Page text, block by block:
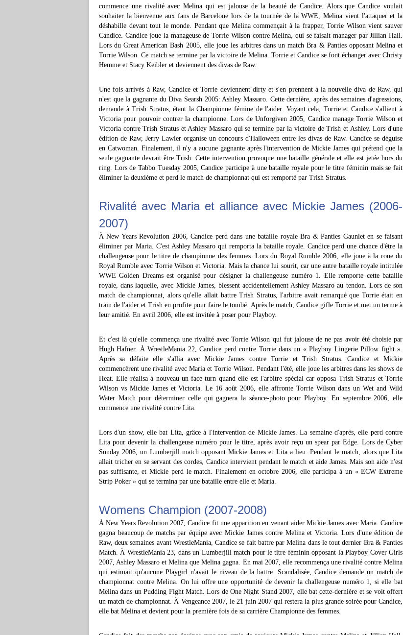
commence une rivalité avec Melina qui est jalouse de la beauté de Candice. Alors que Candice voulait
souhaiter la bienvenue aux fans de Barcelone lors de la tournée de la WWE, Melina vient l'attaquer et la
déshabille devant tout le monde. Pendant que Melina commençait à la frapper, Torrie Wilson vient sauver
Candice. Candice joue la manageuse de Torrie Wilson contre Melina, qui se faisait manager par Jillian Hall.
Lors du Great American Bash 2005, elle joue les arbitres dans un match Bra & Panties opposant Melina et
Torrie Wilson. Ce match se termine par la victoire de Melina. Torrie et Candice se font échanger avec Christy
Hemme et Stacy Keibler et deviennent des divas de Raw.
Une fois arrivés à Raw, Candice et Torrie deviennent dirty et s'en prennent à la nouvelle diva de Raw, qui
n'est que la gagnante du Diva Searsh 2005: Ashley Massaro. Cette dernière, après des semaines d'agressions,
demande à Trish Stratus, étant la Championne fémine de l'aider. Voyant cela, Torrie et Candice s'allient à
Victoria pour pouvoir contrer la championne. Lors de Unforgiven 2005, Candice manage Torrie Wilson et
Victoria contre Trish Stratus et Ashley Massaro qui se termine par la victoire de Trish et Ashley. Lors d'une
édition de Raw, Jerry Lawler organise un concours d'Halloween entre les divas de Raw. Candice se déguise
en Catwoman. Finalement, il n'y a aucune gagnante après l'intervention de Mickie James qui prétend que la
seule gagnante devrait être Trish. Cette intervention provoque une bataille générale et elle est jetée hors du
ring. Lors de Tabbo Tuesday 2005, Candice participe à une bataille royale pour le titre féminin mais se fait
éliminer la deuxième et perd le match de championnat qui est remporté par Trish Stratus.
Rivalité avec Maria et alliance avec Mickie James (2006-
2007)
À New Years Revolution 2006, Candice perd dans une bataille royale Bra & Panties Gaunlet en se faisant
éliminer par Maria. C'est Ashley Massaro qui remporta la bataille royale. Candice perd une chance d'être la
challengeuse pour le titre de championne des femmes. Lors du Royal Rumble 2006, elle joue à la roue du
Royal Rumble avec Torrie Wilson et Victoria. Mais la chance lui sourit, car une autre bataille royale intitulée
WWE Golden Dreams est organisé pour désigner la challengeuse numéro 1. Elle remporte cette bataille
royale, dans laquelle, avec Mickie James, blessent accidentellement Ashley Massaro au tendon. Lors de son
match de championnat, alors qu'elle allait battre Trish Stratus, l'arbitre avait remarqué que Torrie était en
train de l'aider et Trish en profite pour faire le tombé. Après le match, Candice gifle Torrie et met un terme à
leur amitié. En avril 2006, elle est invitée à poser pour Playboy.
Et c'est là qu'elle commença une rivalité avec Torrie Wilson qui fut jalouse de ne pas avoir été choisie par
Hugh Hafner. À WrestleMania 22, Candice perd contre Torrie dans un « Playboy Lingerie Pillow fight ».
Après sa défaite elle s'allia avec Mickie James contre Torrie et Trish Stratus. Candice et Mickie
commencèrent une rivalité avec Maria et Torrie Wilson. Pendant l'été, elle joue les arbitres dans les shows de
Heat. Elle réalisa à nouveau un face-turn quand elle est l'arbitre spécial car opposa Trish Stratus et Torrie
Wilson vs Mickie James et Victoria. Le 16 août 2006, elle affronte Torrie Wilson dans un Wet and Wild
Water Match pour déterminer celle qui gagnera la séance-photo pour Playboy. En septembre 2006, elle
commence une rivalité contre Lita.
Lors d'un show, elle bat Lita, grâce à l'intervention de Mickie James. La semaine d'après, elle perd contre
Lita pour devenir la challengeuse numéro pour le titre, après avoir reçu un spear par Edge. Lors de Cyber
Sunday 2006, un Lumberjill match opposant Mickie James et Lita a lieu. Pendant le match, alors que Lita
allait tricher en se servant des cordes, Candice intervient pendant le match et aide James. Mais son aide n'est
pas suffisante, et Mickie perd le match. Finalement en octobre 2006, elle participa à un « ECW Extreme
Strip Poker » qui se termina par une bataille entre elle et Maria.
Womens Champion (2007-2008)
À New Years Revolution 2007, Candice fit une apparition en venant aider Mickie James avec Maria. Candice
gagna beaucoup de matchs par équipe avec Mickie James contre Melina et Victoria. Lors d'une édition de
Raw, deux semaines avant WrestleMania, Candice se fait battre par Melina dans le tout dernier Bra & Panties
Match. À WrestleMania 23, dans un Lumberjill match pour le titre féminin opposant la Playboy Cover Girls
2007, Ashley Massaro et Melina que Melina gagna. En mai 2007, elle recommença une rivalité contre Melina
qui estimait qu'aucune Playgirl n'avait le niveau de la battre. Scandalisée, Candice demande un match de
championnat contre Melina. On lui offre une opportunité de devenir la challengeuse numéro 1, si elle bat
Melina dans un Pudding Fight Match. Lors de One Night Stand 2007, elle bat cette-dernière et se voit offert
un match de championnat. À Vengeance 2007, le 21 juin 2007 qui restera la plus grande soirée pour Candice,
elle bat Melina et devient pour la première fois de sa carrière Championne des femmes.